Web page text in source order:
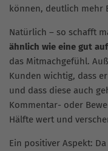
können, deutlich mehr
Natürlich – so schafft
ähnlich wie eine gut
das Mitmachgefühl.
Kunden wichtig, dass
und dass diese auch
Kommentar- oder
Hälfte wert und
Ein positiver Aspekt: